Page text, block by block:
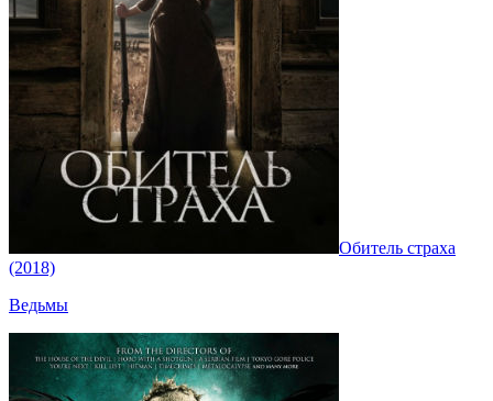
Обитель страха
(2018)
Ведьмы